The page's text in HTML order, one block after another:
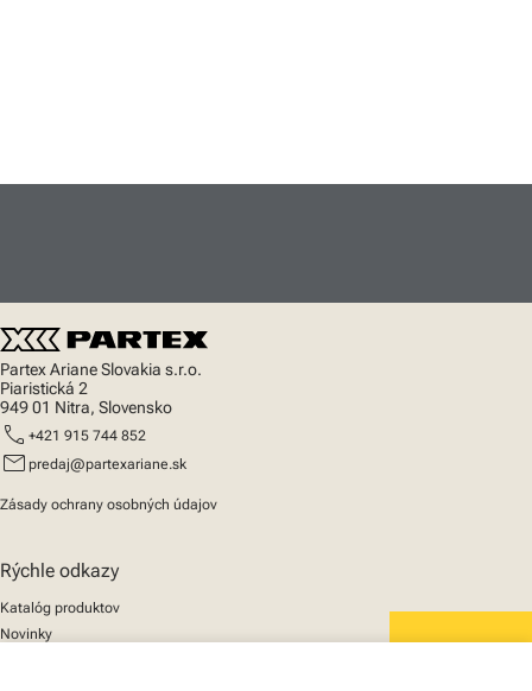
Partex Ariane Slovakia s.r.o.
Piaristická 2
949 01 Nitra, Slovensko
call +421 915 744 852
mail predaj@partexariane.sk
Zásady ochrany osobných údajov
Rýchle odkazy
Katalóg produktov
Novinky